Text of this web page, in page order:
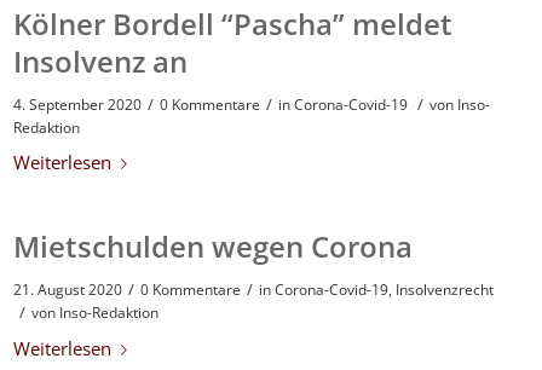
Kölner Bordell “Pascha” meldet
Insolvenz an
4. September 2020 / 0 Kommentare / inCorona-Covid-19 / von Inso-
Redaktion
Weiterlesen
Mietschulden wegen Corona
21. August 2020 / 0 Kommentare / inCorona-Covid-19, Insolvenzrecht
/ von Inso-Redaktion
Weiterlesen